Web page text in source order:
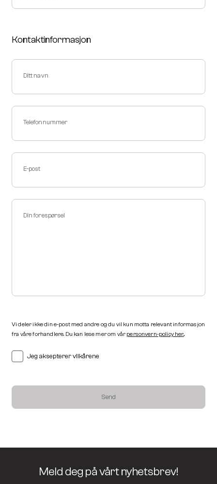
Kontaktinformasjon
Ditt navn
Telefonnummer
E-post
Din forespørsel
Vi deler ikke din e-post med andre og du vil kun motta relevant informasjon
fra våre forhandlere. Du kan lese mer om vår personvern-policy her..
Jeg aksepterer vilkårene
Send
Meld deg på vårt nyhetsbrev!